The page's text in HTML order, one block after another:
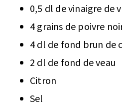
0,5 dl de vinaigre de
4 grains de poivre
4 dl de fond brun de
2 dl de fond de veau
Citron
Sel